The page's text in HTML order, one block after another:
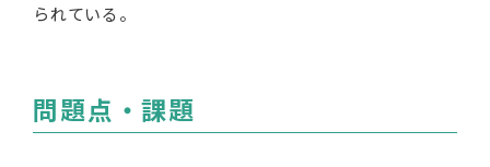
られている。
問題点・課題